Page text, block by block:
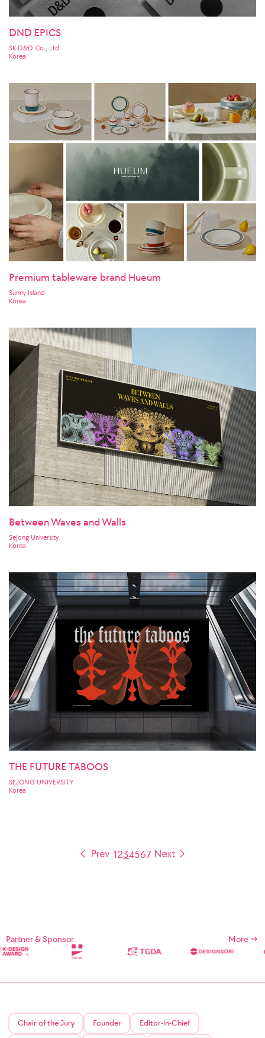
DND EPICS
SK D&D Co., Ltd.
Korea
Premium tableware brand Hueum
Sunny Island
Korea
Between Waves and Walls
Sejong University
Korea
THE FUTURE TABOOS
SEJONG UNIVERSITY
Korea
1234567
Partner & Sponsor More
Chair of the Jury Founder Editor-in-Chief